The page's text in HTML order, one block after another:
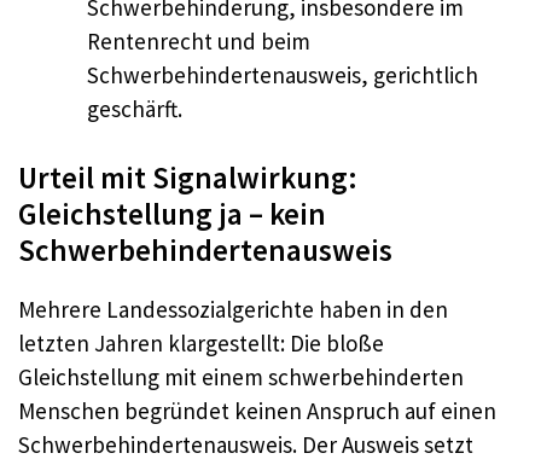
Schwerbehinderung, insbesondere im
Rentenrecht und beim
Schwerbehindertenausweis, gerichtlich
geschärft.
Urteil mit Signalwirkung:
Gleichstellung ja – kein
Schwerbehindertenausweis
Mehrere Landessozialgerichte haben in den
letzten Jahren klargestellt: Die bloße
Gleichstellung mit einem schwerbehinderten
Menschen begründet keinen Anspruch auf einen
Schwerbehindertenausweis. Der Ausweis setzt